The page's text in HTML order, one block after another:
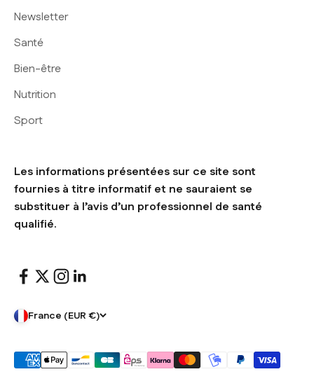
Newsletter
Santé
Bien-être
Nutrition
Sport
Les informations présentées sur ce site sont
fournies à titre informatif et ne sauraient se
substituer à l’avis d’un professionnel de santé
qualifié.
France (EUR €)